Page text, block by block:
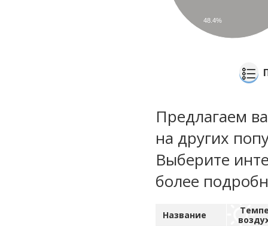
48.4%
Предлагаем
на других
Выберите
более
Название